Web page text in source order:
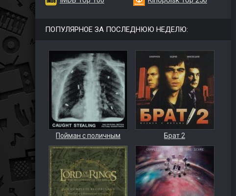
ПОПУЛЯРНОЕ ЗА ПОСЛЕДНЮЮ НЕДЕЛЮ:
Пойман с поличным Брат 2